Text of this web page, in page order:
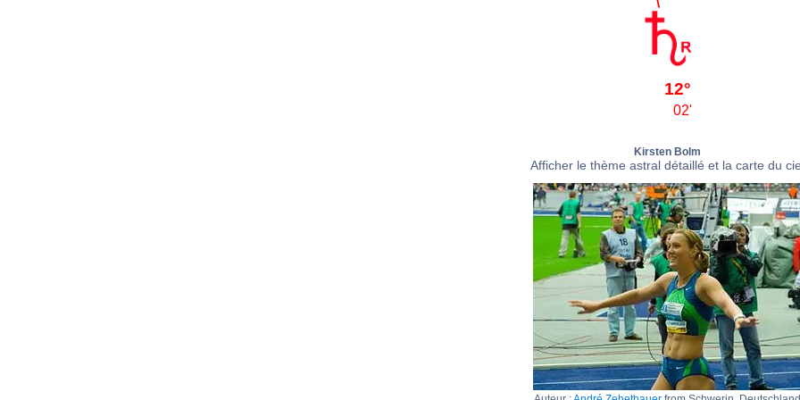
12°
02'
Kirsten Bolm
Afficher le thème astral détaillé et la carte du